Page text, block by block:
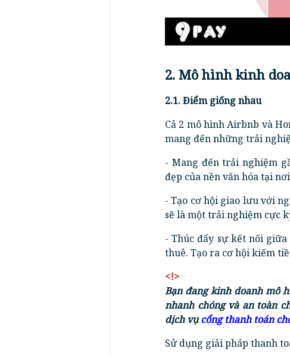
2. Mô hình kinh
2.1. Điểm giống nhau
Cả 2 mô hình Airbnb và
mang đến những trải
- Mang đến trải nghiệm
đẹp của nền văn hóa tại
- Tạo cơ hội giao lưu với
sẽ là một trải nghiệm cực
- Thúc đẩy sự kết nối
thuê. Tạo ra cơ hội kiếm
<!>
Bạn đang kinh doanh mô
nhanh chóng và an toàn
dịch vụcổng thanh toán
Sử dụng giải pháp thanh